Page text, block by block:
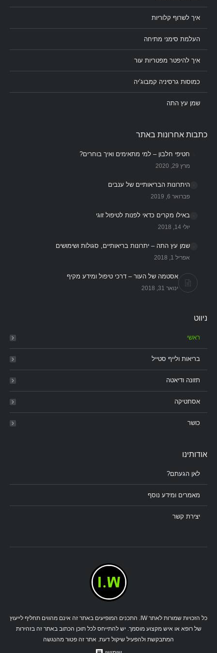
איך לשרוף קלוריות
העלמת סימני מתיחה
איך להיפטר מפטריות עור
כמוסות גרסיניה קמבוג’יה
שמן עץ התה
כתבות אחרונות באתר
חטיפי חלבון – למי מתאימים ואיך בוחרים?
מרץ 29, 2020
היתרונות הבריאותיים של ענבים
פברואר 6, 2019
באילו מקרים כדאי לפנות לטיפול זוגי
יולי 14, 2018
שמן עץ התה – יתרונות בריאותיים, סגולות ושימושים
אפריל 1, 2018
אסטמה של העור – דרכי טיפול ומידע מקיף
ינואר 31, 2018
ניווט
ראשי
בריאות ולייף סטייל
תזונה ודיאטה
אסתטיקה
כושר
אודותינו
לאן הגעתם?
מאמרים ומידע נוסף
יצירת קשר
כל הזכויות שמורות לאתר IW. התכנים המופיעים באתר זה אינם מהווים תחליף לייעוץ
של רופא או איש מקצוע מוסמך. יש להתייחס לכל תוכן הכתוב באתר זה בזהירות
המתבקשת ולהפעיל שיקול דעת. אתר זה פטור מהנגשה